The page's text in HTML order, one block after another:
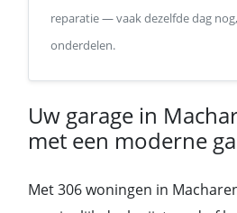
reparatie — vaak dezelfde dag
onderdelen.
Uw garage in
met een moderne
Met 306 woningen in